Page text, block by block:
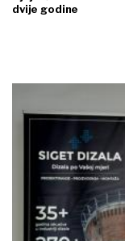
dvije godine